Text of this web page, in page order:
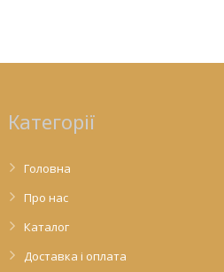
Категорії
Головна
Про нас
Каталог
Доставка і оплата